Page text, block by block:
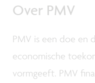
Over PMV
PMV is een doe en
economische
vormgeeft. PMV